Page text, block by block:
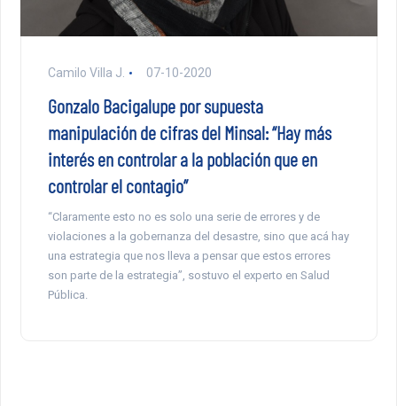
Camilo Villa J. 07-10-2020
Gonzalo Bacigalupe por supuesta
manipulación de cifras del Minsal: “Hay más
interés en controlar a la población que en
controlar el contagio”
“Claramente esto no es solo una serie de errores y de
violaciones a la gobernanza del desastre, sino que acá hay
una estrategia que nos lleva a pensar que estos errores
son parte de la estrategia”, sostuvo el experto en Salud
Pública.